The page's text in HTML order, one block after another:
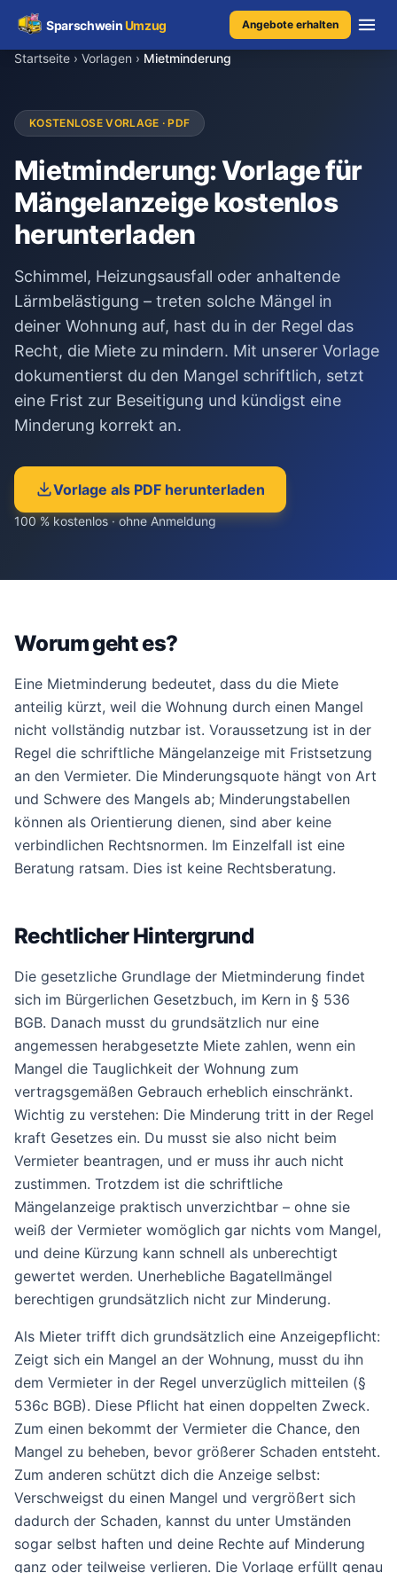
SparschweinUmzug Angebote erhalten
Umzugskosten
Kostenrechner
Ratgeber
Erfahrungen
Kostenlose Beratung
+49 1579 2639409
kostenlos· unverbindlich
Startseite › Vorlagen › Mietminderung
KOSTENLOSE VORLAGE · PDF
Mietminderung: Vorlage für
Mängelanzeige kostenlos
herunterladen
Schimmel, Heizungsausfall oder anhaltende
Lärmbelästigung – treten solche Mängel in
deiner Wohnung auf, hast du in der Regel das
Recht, die Miete zu mindern. Mit unserer Vorlage
dokumentierst du den Mangel schriftlich, setzt
eine Frist zur Beseitigung und kündigst eine
Minderung korrekt an.
Vorlage als PDF herunterladen
100 % kostenlos · ohne Anmeldung
Worum geht es?
Eine Mietminderung bedeutet, dass du die Miete
anteilig kürzt, weil die Wohnung durch einen Mangel
nicht vollständig nutzbar ist. Voraussetzung ist in der
Regel die schriftliche Mängelanzeige mit Fristsetzung
an den Vermieter. Die Minderungsquote hängt von Art
und Schwere des Mangels ab; Minderungstabellen
können als Orientierung dienen, sind aber keine
verbindlichen Rechtsnormen. Im Einzelfall ist eine
Beratung ratsam. Dies ist keine Rechtsberatung.
Rechtlicher Hintergrund
Die gesetzliche Grundlage der Mietminderung findet
sich im Bürgerlichen Gesetzbuch, im Kern in § 536
BGB. Danach musst du grundsätzlich nur eine
angemessen herabgesetzte Miete zahlen, wenn ein
Mangel die Tauglichkeit der Wohnung zum
vertragsgemäßen Gebrauch erheblich einschränkt.
Wichtig zu verstehen: Die Minderung tritt in der Regel
kraft Gesetzes ein. Du musst sie also nicht beim
Vermieter beantragen, und er muss ihr auch nicht
zustimmen. Trotzdem ist die schriftliche
Mängelanzeige praktisch unverzichtbar – ohne sie
weiß der Vermieter womöglich gar nichts vom Mangel,
und deine Kürzung kann schnell als unberechtigt
gewertet werden. Unerhebliche Bagatellmängel
berechtigen grundsätzlich nicht zur Minderung.
Als Mieter trifft dich grundsätzlich eine Anzeigepflicht:
Zeigt sich ein Mangel an der Wohnung, musst du ihn
dem Vermieter in der Regel unverzüglich mitteilen (§
536c BGB). Diese Pflicht hat einen doppelten Zweck.
Zum einen bekommt der Vermieter die Chance, den
Mangel zu beheben, bevor größerer Schaden entsteht.
Zum anderen schützt dich die Anzeige selbst:
Verschweigst du einen Mangel und vergrößert sich
dadurch der Schaden, kannst du unter Umständen
sogar selbst haften und deine Rechte auf Minderung
ganz oder teilweise verlieren. Die Vorlage erfüllt genau